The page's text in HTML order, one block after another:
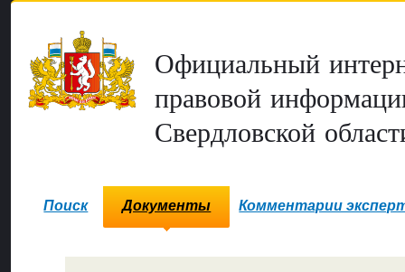
Официальный
правовой
Свердловской
Поиск Документы Комментарии